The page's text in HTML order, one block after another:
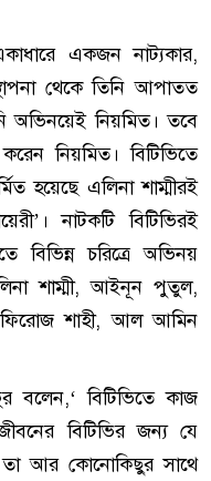
একজন নাট্যকার,
থেকে তিনি আপাতত
নিয়মিত। তবে
নিয়মিত। বিটিভিতে
হয়েছে এলিনা শাম্মীরই
নাটকটি বিটিভিরই
বিভিন্ন চরিত্রে অভিনয়
শাম্মী, আইনূন পুতুল,
ফিরোজ শাহী, আল আমিন
বলেন,‘ বিটিভিতে কাজ
বিটিভির জন্য যে
তা আর কোনোকিছুর সাথে